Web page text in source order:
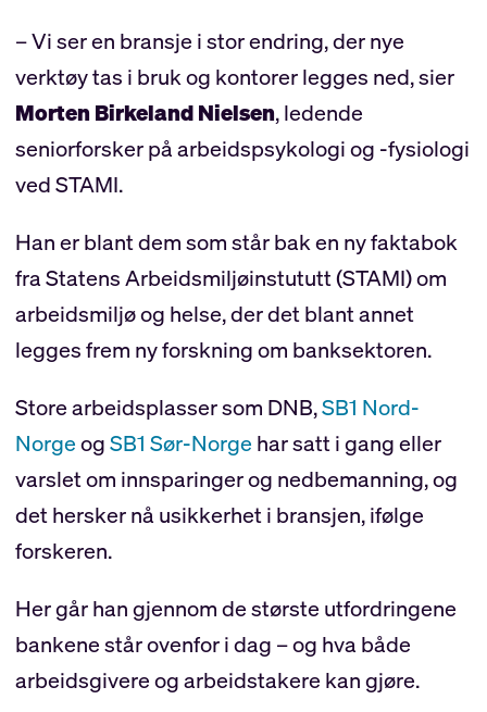
– Vi ser en bransje i stor endring, der nye
verktøy tas i bruk og kontorer legges ned, sier
Morten Birkeland Nielsen, ledende
seniorforsker på arbeidspsykologi og -fysiologi
ved STAMI.
Han er blant dem som står bak en ny faktabok
fra Statens Arbeidsmiljøinstututt (STAMI) om
arbeidsmiljø og helse, der det blant annet
legges frem ny forskning om banksektoren.
Store arbeidsplasser som DNB,SB1 Nord-
NorgeogSB1 Sør-Norge har satt i gang eller
varslet om innsparinger og nedbemanning, og
det hersker nå usikkerhet i bransjen, ifølge
forskeren.
Her går han gjennom de største utfordringene
bankene står ovenfor i dag – og hva både
arbeidsgivere og arbeidstakere kan gjøre.